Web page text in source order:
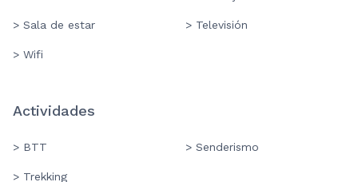
> Sala de estar > Televisión
> Wifi
Actividades
> BTT > Senderismo
> Trekking